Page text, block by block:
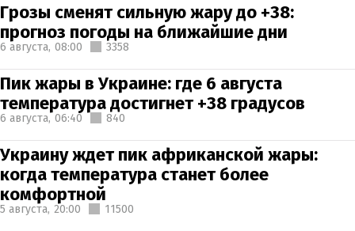
Грозы сменят сильную жару до +38:
прогноз погоды на ближайшие дни
6 августа, 08:00 3358
Пик жары в Украине: где 6 августа
температура достигнет +38 градусов
6 августа, 06:40 840
Украину ждет пик африканской жары:
когда температура станет более
комфортной
5 августа, 20:00 11500